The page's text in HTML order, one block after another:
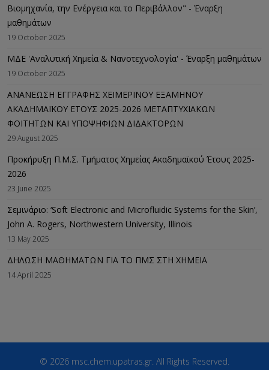
Βιομηχανία, την Ενέργεια και το Περιβάλλον" - Έναρξη
μαθημάτων
19 October 2025
ΜΔΕ 'Αναλυτική Χημεία & Νανοτεχνολογία' - Έναρξη μαθημάτων
19 October 2025
ΑΝΑΝΕΩΣΗ ΕΓΓΡΑΦΗΣ ΧΕΙΜΕΡΙΝΟΥ ΕΞΑΜΗΝΟΥ
ΑΚΑΔΗΜΑΪΚΟΥ ΕΤΟΥΣ 2025-2026 ΜΕΤΑΠΤΥΧΙΑΚΩΝ
ΦΟΙΤΗΤΩΝ ΚΑΙ ΥΠΟΨΗΦΙΩΝ ΔΙΔΑΚΤΟΡΩΝ
29 August 2025
Προκήρυξη Π.Μ.Σ. Τμήματος Χημείας Ακαδημαϊκού Έτους 2025-
2026
23 June 2025
Σεμινάριο: ‘Soft Electronic and Microfluidic Systems for the Skin’,
John A. Rogers, Northwestern University, Illinois
13 May 2025
ΔΗΛΩΣΗ ΜΑΘΗΜΑΤΩΝ ΓΙΑ ΤΟ ΠΜΣ ΣΤΗ ΧΗΜΕΙΑ
14 April 2025
© 2026 msc.chem.upatras.gr. All Rights Reserved.